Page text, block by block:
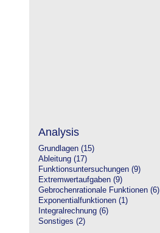
Analysis
Grundlagen (15)
Ableitung (17)
Funktionsuntersuchungen (9)
Extremwertaufgaben (9)
Gebrochenrationale Funktionen (6)
Exponentialfunktionen (1)
Integralrechnung (6)
Sonstiges (2)